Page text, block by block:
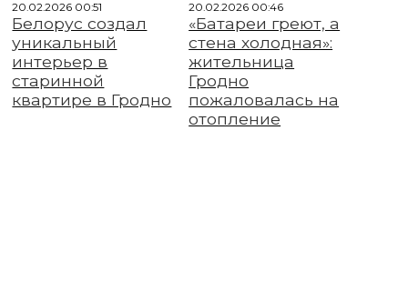
20.02.2026 00:51
Белорус создал
уникальный
интерьер в
старинной
квартире в Гродно
20.02.2026 00:46
«Батареи греют, а
стена холодная»:
жительница
Гродно
пожаловалась на
отопление